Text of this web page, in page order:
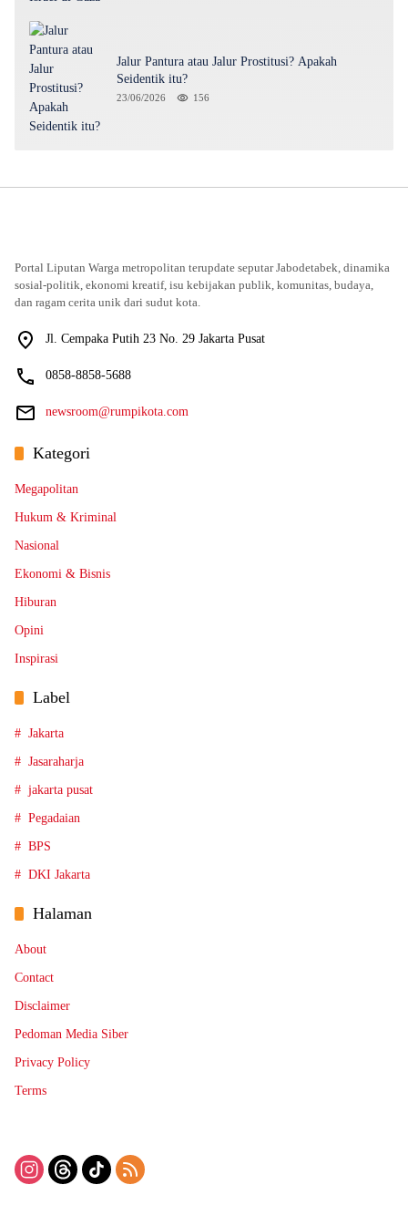
Jalur Pantura atau Jalur Prostitusi? Apakah
Seidentik itu?
23/06/2026 156
Portal Liputan Warga metropolitan terupdate seputar Jabodetabek, dinamika
sosial-politik, ekonomi kreatif, isu kebijakan publik, komunitas, budaya,
dan ragam cerita unik dari sudut kota.
Jl. Cempaka Putih 23 No. 29 Jakarta Pusat
0858-8858-5688
newsroom@rumpikota.com
Kategori
Megapolitan
Hukum & Kriminal
Nasional
Ekonomi & Bisnis
Hiburan
Opini
Inspirasi
Label
Jakarta
Jasaraharja
jakarta pusat
Pegadaian
BPS
DKI Jakarta
Halaman
About
Contact
Disclaimer
Pedoman Media Siber
Privacy Policy
Terms